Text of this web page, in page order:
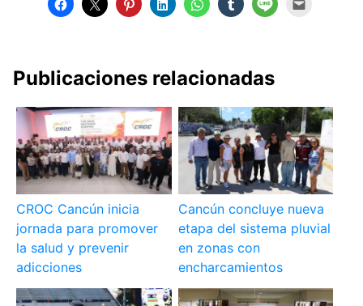
Publicaciones relacionadas
CROC Cancún inicia
jornada para promover
la salud y prevenir
adicciones
Cancún concluye nueva
etapa del sistema pluvial
en zonas con
encharcamientos